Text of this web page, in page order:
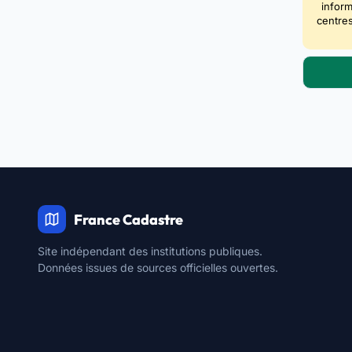
France Cadastre
Site indépendant des institutions publiques.
Données issues de sources officielles ouvertes.